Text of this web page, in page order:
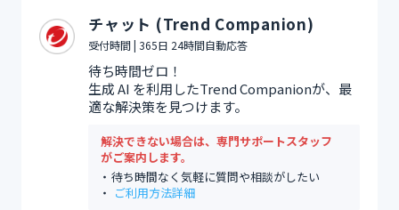
チャット (Trend Companion)
受付時間 | 365日 24時間自動応答
待ち時間ゼロ！
生成 AI を利用したTrend Companionが、最
適な解決策を見つけます。
解決できない場合は、専門サポートスタッフ
がご案内します。
待ち時間なく気軽に質問や相談がしたい
ご利用方法詳細